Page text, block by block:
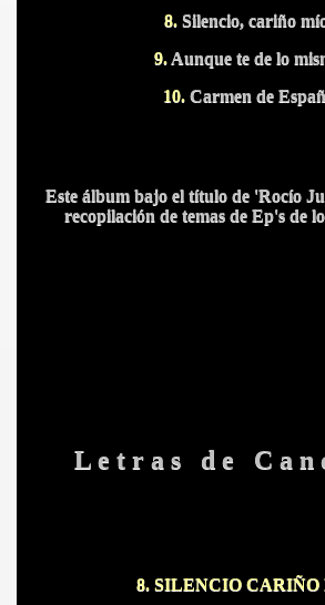
8. Silencio, cariño
9. Aunque te de lo
10. Carmen de
Este álbum bajo el título de 'Rocío
recopilación de temas de Ep's de
L e t r a s d e C a n
8. SILENCIO CARIÑO